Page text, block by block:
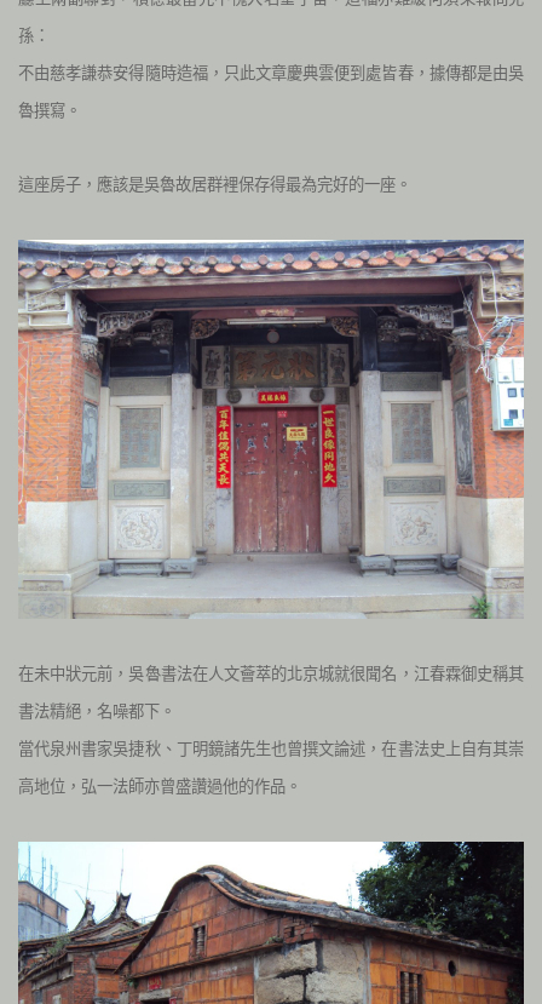
孫：
不由慈孝謙恭安得隨時造福，只此文章慶典雲便到處皆春，據傳都是由吳
魯撰寫。
這座房子，應該是吳魯故居群裡保存得最為完好的一座。
在未中狀元前，吳魯書法在人文薈萃的北京城就很聞名，江春霖御史稱其
書法精絕，名噪都下。
當代泉州書家吳捷秋、丁明鏡諸先生也曾撰文論述，在書法史上自有其崇
高地位，弘一法師亦曾盛讚過他的作品。